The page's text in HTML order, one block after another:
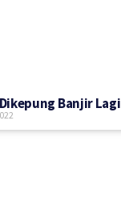
Banjir Lagi